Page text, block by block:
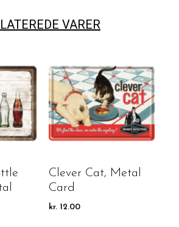
VARER
Clever Cat, Metal
Card
kr. 12.00